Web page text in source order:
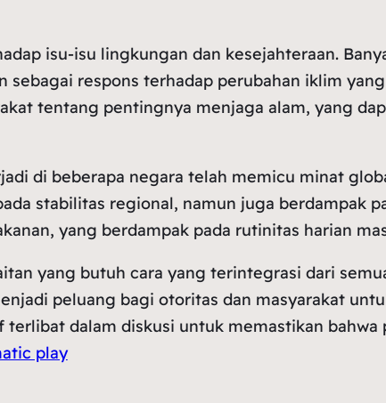
isu-isu lingkungan dan kesejahteraan.
respons terhadap perubahan iklim
tentang pentingnya menjaga alam, yang
di beberapa negara telah memicu minat
stabilitas regional, namun juga berdampak
yang berdampak pada rutinitas harian
yang butuh cara yang terintegrasi dari
peluang bagi otoritas dan masyarakat
dalam diskusi untuk memastikan bahwa
play